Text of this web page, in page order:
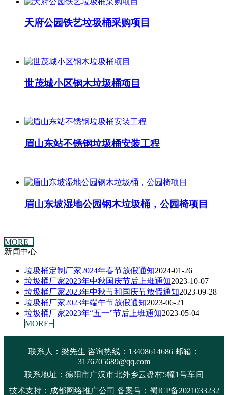
天府公园铁艺垃圾桶采购项目
世茂城小区钢木垃圾桶项目
眉山东站不锈钢垃圾桶安装工程
眉山东坡湿地公园钢木垃圾桶，公园椅项目
MORE+
新闻中心
垃圾桶定制厂家2024年春节放假通知2024-01-26
垃圾桶厂家2023年中秋国庆节后上班通知2023-10-07
垃圾桶厂家2023年中秋节和国庆节放假通知2023-09-28
垃圾桶厂家2023年端午节放假通知2023-06-21
垃圾桶厂家2023年“五一”节后上班通知2023-05-04
MORE+
联系人：梁先生 咨询热线：13408614686 邮箱：
3176705689@qq.com
联系地址： 德阳市广汉市北外乡云盘村5幢1号车间
技术支持： 成都网络推广公司 备案号： 蜀ICP备2021033232